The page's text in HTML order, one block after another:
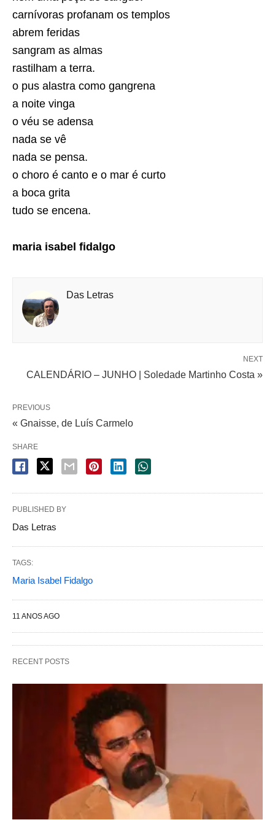
carnívoras profanam os templos
abrem feridas
sangram as almas
rastilham a terra.
o pus alastra como gangrena
a noite vinga
o véu se adensa
nada se vê
nada se pensa.
o choro é canto e o mar é curto
a boca grita
tudo se encena.
maria isabel fidalgo
Das Letras
NEXT
CALENDÁRIO – JUNHO | Soledade Martinho Costa »
PREVIOUS
« Gnaisse, de Luís Carmelo
SHARE
PUBLISHED BY
Das Letras
TAGS:
Maria Isabel Fidalgo
11 ANOS AGO
RECENT POSTS